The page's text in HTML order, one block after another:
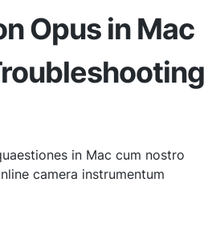
Opus in Mac
in Mac cum nostro
camera instrumentum